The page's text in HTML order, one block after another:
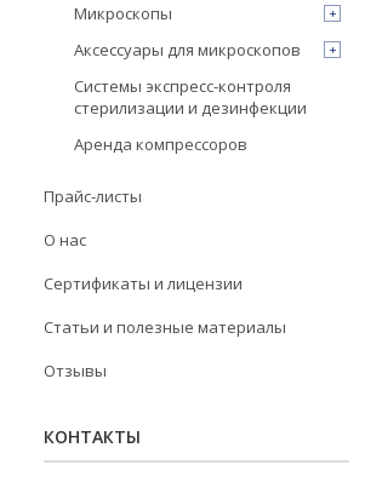
Микроскопы
Аксессуары для микроскопов
Системы экспресс-контроля
стерилизации и дезинфекции
Аренда компрессоров
Прайс-листы
О нас
Сертификаты и лицензии
Статьи и полезные материалы
Отзывы
КОНТАКТЫ